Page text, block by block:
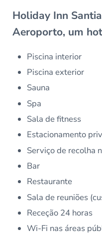
Holiday Inn
Aeroporto, um
Piscina interior
Piscina exterior
Sauna
Spa
Sala de fitness
Estacionamento
Serviço de recolha
Bar
Restaurante
Sala de reuniões
Receção 24 horas
Wi-Fi nas áreas